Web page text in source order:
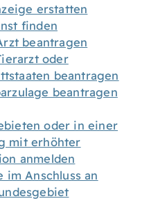
erstatten
finden
beantragen
oder
beantragen
beantragen
oder in einer
mit erhöhter
anmelden
im Anschluss an